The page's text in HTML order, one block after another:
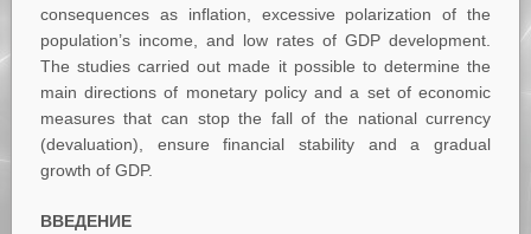
consequences as inflation, excessive polarization of the
population’s income, and low rates of GDP development.
The studies carried out made it possible to determine the
main directions of monetary policy and a set of economic
measures that can stop the fall of the national currency
(devaluation), ensure financial stability and a gradual
growth of GDP.
ВВЕДЕНИЕ